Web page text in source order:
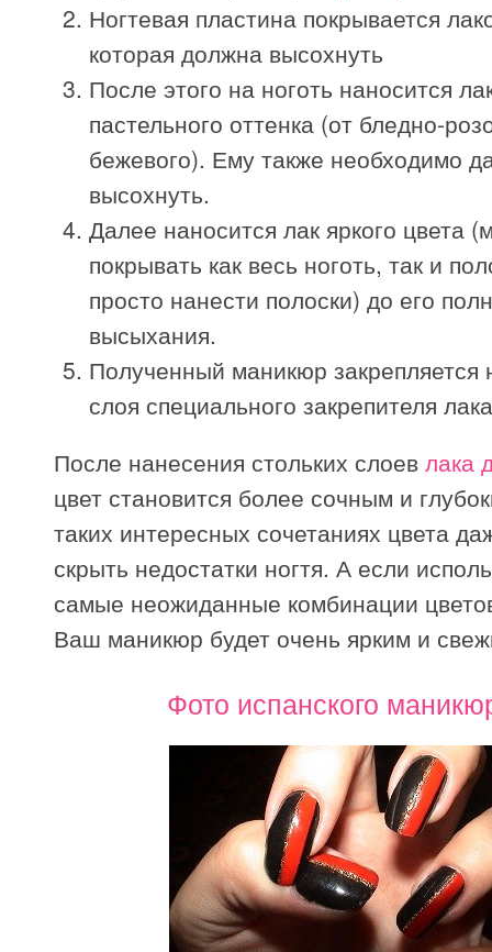
Ногтевая пластина покрывается
которая должна высохнуть
После этого на ноготь наносится
пастельного оттенка (от бледно-
бежевого). Ему также необходимо
высохнуть.
Далее наносится лак яркого цвета
покрывать как весь ноготь, так и
просто нанести полоски) до его
высыхания.
Полученный маникюр закрепляется
слоя специального закрепителя
После нанесения стольких слоев лака
цвет становится более сочным и
таких интересных сочетаниях цвета
скрыть недостатки ногтя. А если
самые неожиданные комбинации
Ваш маникюр будет очень ярким и
Фото испанского